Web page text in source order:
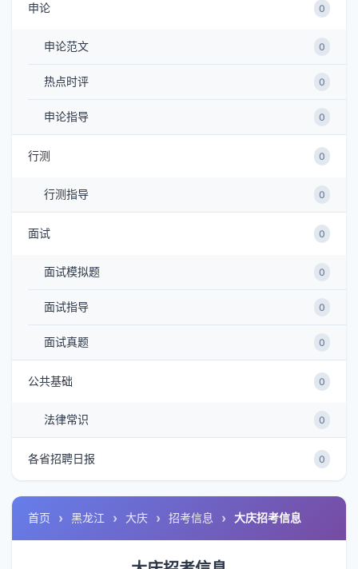
首页 黑龙江 大庆 招考信息 大庆招考信息
申论 0
申论范文 0
热点时评 0
申论指导 0
行测 0
行测指导 0
面试 0
面试模拟题 0
面试指导 0
面试真题 0
公共基础 0
法律常识 0
各省招聘日报 0